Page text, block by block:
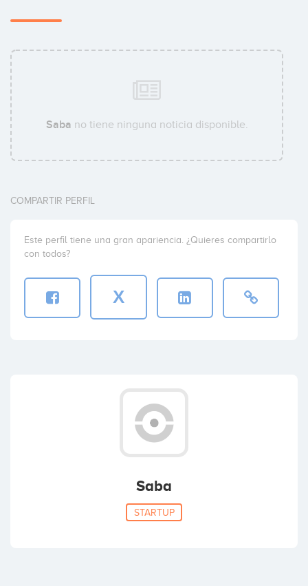
Saba no tiene ninguna noticia disponible.
COMPARTIR PERFIL
Este perfil tiene una gran apariencia. ¿Quieres compartirlo
con todos?
X
Saba
STARTUP